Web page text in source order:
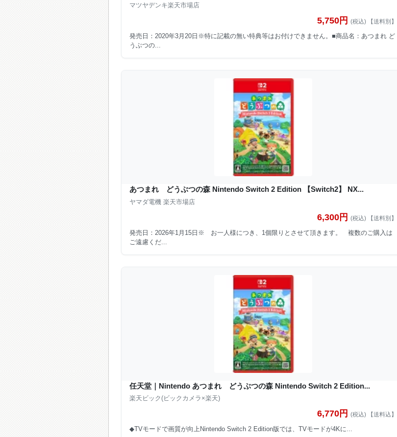
マツヤデンキ楽天市場店
5,750円(税込) 【送料別】
発売日：2020年3月20日※特に記載の無い特典等はお付けできません。■商品名：あつまれ ど
うぶつの...
あつまれ どうぶつの森 Nintendo Switch 2 Edition 【Switch2】 NX...
ヤマダ電機 楽天市場店
6,300円(税込) 【送料別】
発売日：2026年1月15日※ お一人様につき、1個限りとさせて頂きます。 複数のご購入は
ご遠慮くだ...
任天堂｜Nintendo あつまれ どうぶつの森 Nintendo Switch 2 Edition...
楽天ビック(ビックカメラ×楽天)
6,770円(税込) 【送料込】
◆TVモードで画質が向上Nintendo Switch 2 Edition版では、TVモードが4Kに...